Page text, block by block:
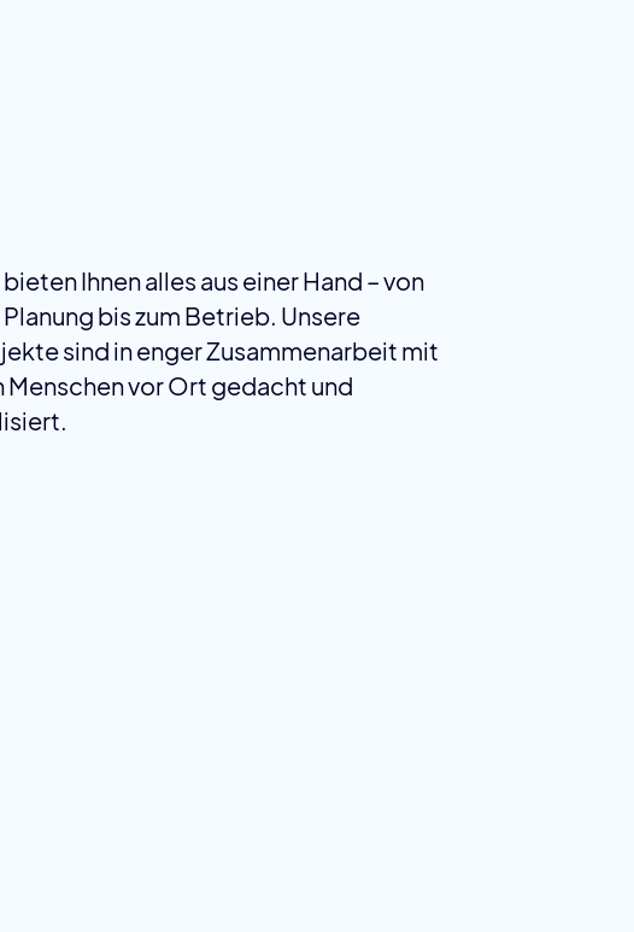
Ihnen alles aus einer Hand – von
bis zum Betrieb. Unsere
sind in enger Zusammenarbeit mit
Menschen vor Ort gedacht und